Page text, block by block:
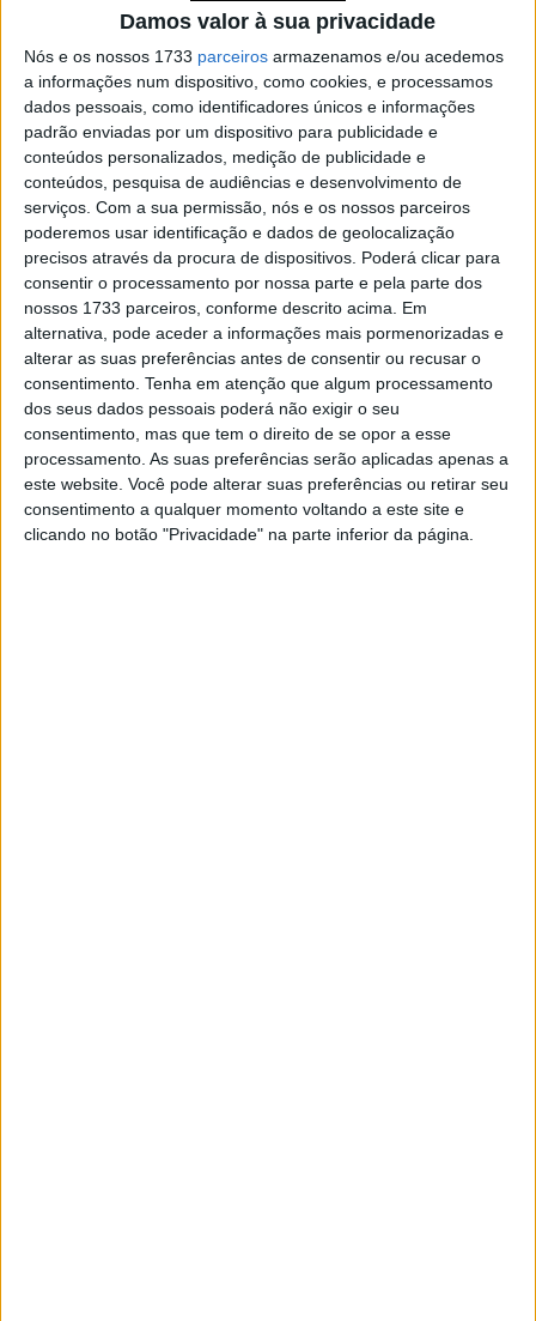
Damos valor à sua privacidade
Nós e os nossos 1733 parceiros armazenamos e/ou acedemos
a informações num dispositivo, como cookies, e processamos
dados pessoais, como identificadores únicos e informações
padrão enviadas por um dispositivo para publicidade e
conteúdos personalizados, medição de publicidade e
conteúdos, pesquisa de audiências e desenvolvimento de
serviços. Com a sua permissão, nós e os nossos parceiros
poderemos usar identificação e dados de geolocalização
precisos através da procura de dispositivos. Poderá clicar para
consentir o processamento por nossa parte e pela parte dos
nossos 1733 parceiros, conforme descrito acima. Em
alternativa, pode aceder a informações mais pormenorizadas e
alterar as suas preferências antes de consentir ou recusar o
consentimento. Tenha em atenção que algum processamento
dos seus dados pessoais poderá não exigir o seu
consentimento, mas que tem o direito de se opor a esse
processamento. As suas preferências serão aplicadas apenas a
este website. Você pode alterar suas preferências ou retirar seu
consentimento a qualquer momento voltando a este site e
clicando no botão "Privacidade" na parte inferior da página.
Depois de um fim de semana de
sensações mistas no Grande Prémio de
Portugal, com um ‘nulo’ na Sprint Race e
um oitavo lugar tirado a ferros após uma
corrida de recuperação, Fabio Quartararo
parte para a prova argentina determinado
a subir na classificação.
“Considerando a minha posição após a primeira volta da
corrida portuguesa, acho que fiz um bom trabalho ao
conseguir o oitavo lugar e ainda assim marcar pontos.
Contudo, sem pontos na Sprint, já estamos um pouco
atrasados na classificação – mas a época ainda é muito
longa, e já temos uma oportunidade de subir na
classificação este fim-de-semana!.”Disse hoje Fabio
Quartararo, já no circuito Termas de Rio Hondo, na
Argentina.